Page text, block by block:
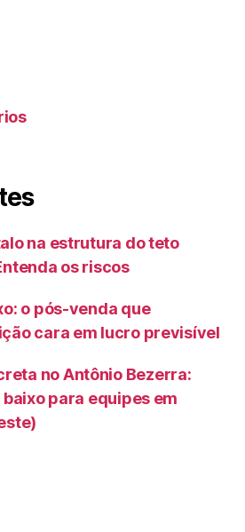
na estrutura do teto
os riscos
o pós-venda que
cara em lucro previsível
no Antônio Bezerra:
para equipes em